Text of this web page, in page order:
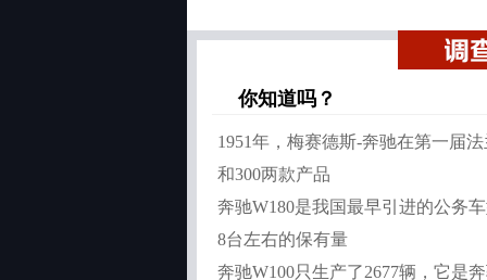
白宁：有这方面的感觉，当你开着它上路，因
停下来加油，很多人都跟你聊天，这种分享的
刘晓科：我的车正常的验车手续，我修理完以
有人问我，你今来工体看球了，那个人完全不
博里面的车，我就找着你了。我经常开那个车
主持人 梁洪：我们和大家一起来聊奔驰老爷
着内心情结的人，我们稍后和大家听一听他们
样的故事大家能够对老爷车的收藏有更加全面的
您正在收听的是来自FM103.9兆赫，北京交通
你知道吗？
1951年，梅赛德斯-奔驰在第一届
和300两款产品
奔驰W180是我国最早引进的公务
8台左右的保有量
奔驰W100只生产了2677辆，它是